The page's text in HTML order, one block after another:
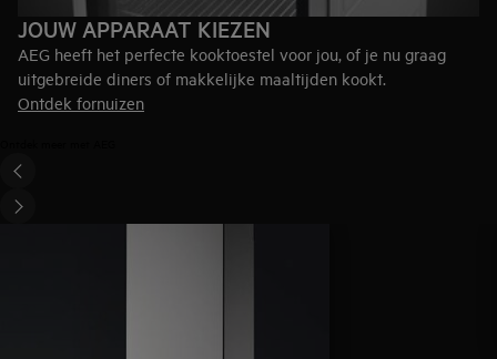
JOUW APPARAAT KIEZEN
AEG heeft het perfecte kooktoestel voor jou, of je nu graag
uitgebreide diners of makkelijke maaltijden kookt.
Ontdek fornuizen